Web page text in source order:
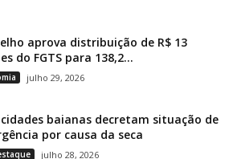
aprova distribuição de R$ 13
do FGTS para 138,2...
julho 29, 2026
baianas decretam situação de
por causa da seca
julho 28, 2026